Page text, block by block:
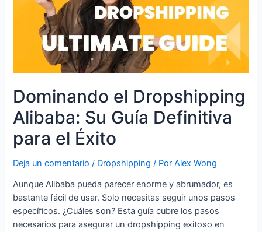
Dominando el Dropshipping
Alibaba: Su Guía Definitiva
para el Éxito
Deja un comentario / Dropshipping / PorAlex Wong
Aunque Alibaba pueda parecer enorme y abrumador, es
bastante fácil de usar. Solo necesitas seguir unos pasos
específicos. ¿Cuáles son? Esta guía cubre los pasos
necesarios para asegurar un dropshipping exitoso en